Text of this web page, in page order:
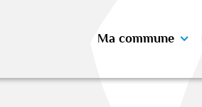
Ma commune